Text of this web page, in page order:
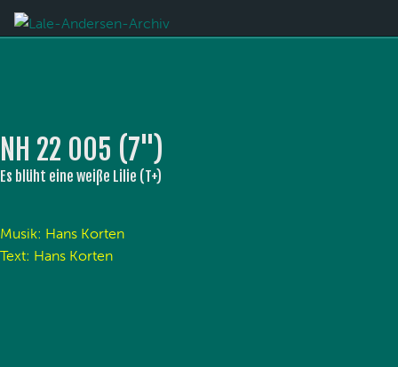
NH 22 005 (7'')
Es blüht eine weiße Lilie (T+)
Musik: Hans Korten
Text: Hans Korten